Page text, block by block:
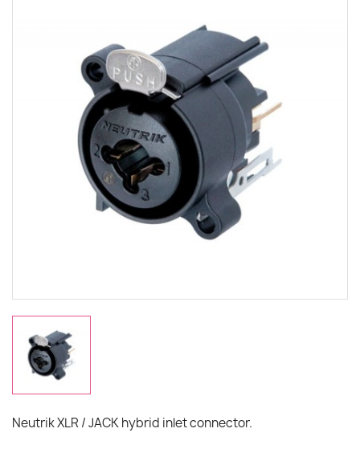
Neutrik XLR / JACK hybrid inlet connector.